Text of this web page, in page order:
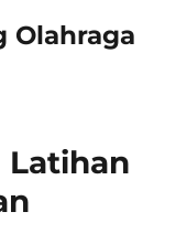
Olahraga
Latihan